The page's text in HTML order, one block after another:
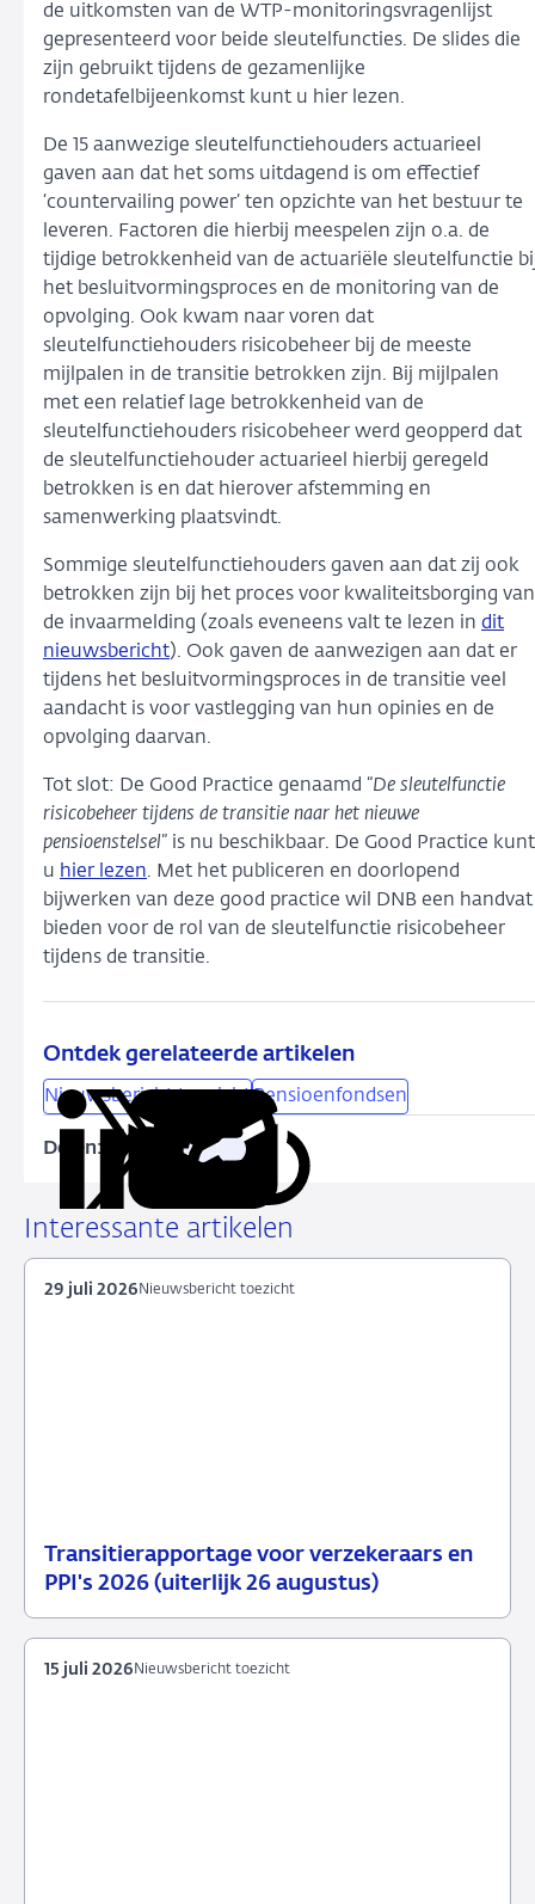
de uitkomsten van de WTP-monitoringsvragenlijst
gepresenteerd voor beide sleutelfuncties. De slides die
zijn gebruikt tijdens de gezamenlijke
rondetafelbijeenkomst kunt u hier lezen.
De 15 aanwezige sleutelfunctiehouders actuarieel
gaven aan dat het soms uitdagend is om effectief
‘countervailing power’ ten opzichte van het bestuur te
leveren. Factoren die hierbij meespelen zijn o.a. de
tijdige betrokkenheid van de actuariële sleutelfunctie
het besluitvormingsproces en de monitoring van de
opvolging. Ook kwam naar voren dat
sleutelfunctiehouders risicobeheer bij de meeste
mijlpalen in de transitie betrokken zijn. Bij mijlpalen
met een relatief lage betrokkenheid van de
sleutelfunctiehouders risicobeheer werd geopperd dat
de sleutelfunctiehouder actuarieel hierbij geregeld
betrokken is en dat hierover afstemming en
samenwerking plaatsvindt.
Sommige sleutelfunctiehouders gaven aan dat zij ook
betrokken zijn bij het proces voor kwaliteitsborging van
de invaarmelding (zoals eveneens valt te lezen in dit
nieuwsbericht). Ook gaven de aanwezigen aan dat er
tijdens het besluitvormingsproces in de transitie veel
aandacht is voor vastlegging van hun opinies en de
opvolging daarvan.
Tot slot: De Good Practice genaamd “De sleutelfunctie
risicobeheer tijdens de transitie naar het nieuwe
pensioenstelsel” is nu beschikbaar. De Good Practice kunt
u hier lezen. Met het publiceren en doorlopend
bijwerken van deze good practice wil DNB een handvat
bieden voor de rol van de sleutelfunctie risicobeheer
tijdens de transitie.
Ontdek gerelateerde artikelen
Nieuwsbericht toezicht Pensioenfondsen
Delen:
Deel
LinkedIn
X
Deel
Facebook
Deel
e-
Kopieer
Interessante artikelen
Transitierapportage voor verzekeraars en
PPI's 2026 (uiterlijk 26 augustus)
29
Nieuwsbericht
Nieuwsbericht toezicht
29 juli 2026
Nieuwsbericht toezicht
15 juli 2026